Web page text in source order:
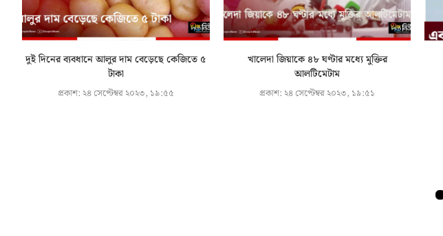
দুই দিনের ব্যবধানে আলুর দাম বেড়েছে কেজিতে ৫
টাকা
প্রকাশ: ২৪ সেপ্টেম্বর ২০২৩, ১৯:৫৫
খালেদা জিয়াকে ৪৮ ঘণ্টার মধ্যে মুক্তির
আলটিমেটাম
প্রকাশ: ২৪ সেপ্টেম্বর ২০২৩, ১৯:৫১